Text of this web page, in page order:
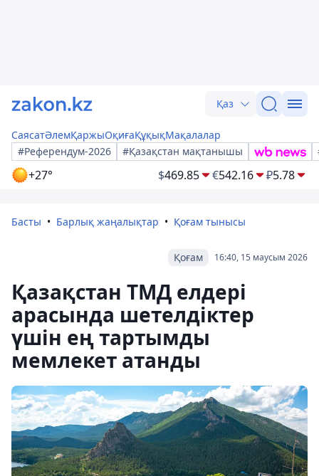
Қаз
СаясатӘлемҚаржыОқиғаҚұқықМақалалар
#Референдум-2026
#Қазақстан мақтанышы
+27° $469.85 €542.16 ₽5.78
Басты Барлық жаңалықтар Қоғам тынысы
16:40, 15 маусым 2026
Қоғам
Қазақстан ТМД елдері
арасында шетелдіктер
үшін ең тартымды
мемлекет атанды